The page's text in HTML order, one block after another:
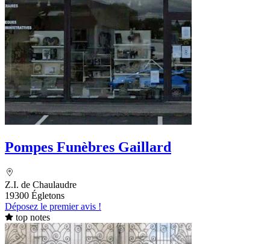
Pompes Funèbres Gaillard
Z.I. de Chaulaudre
19300 Égletons
Déposez le premier avis !
top notes